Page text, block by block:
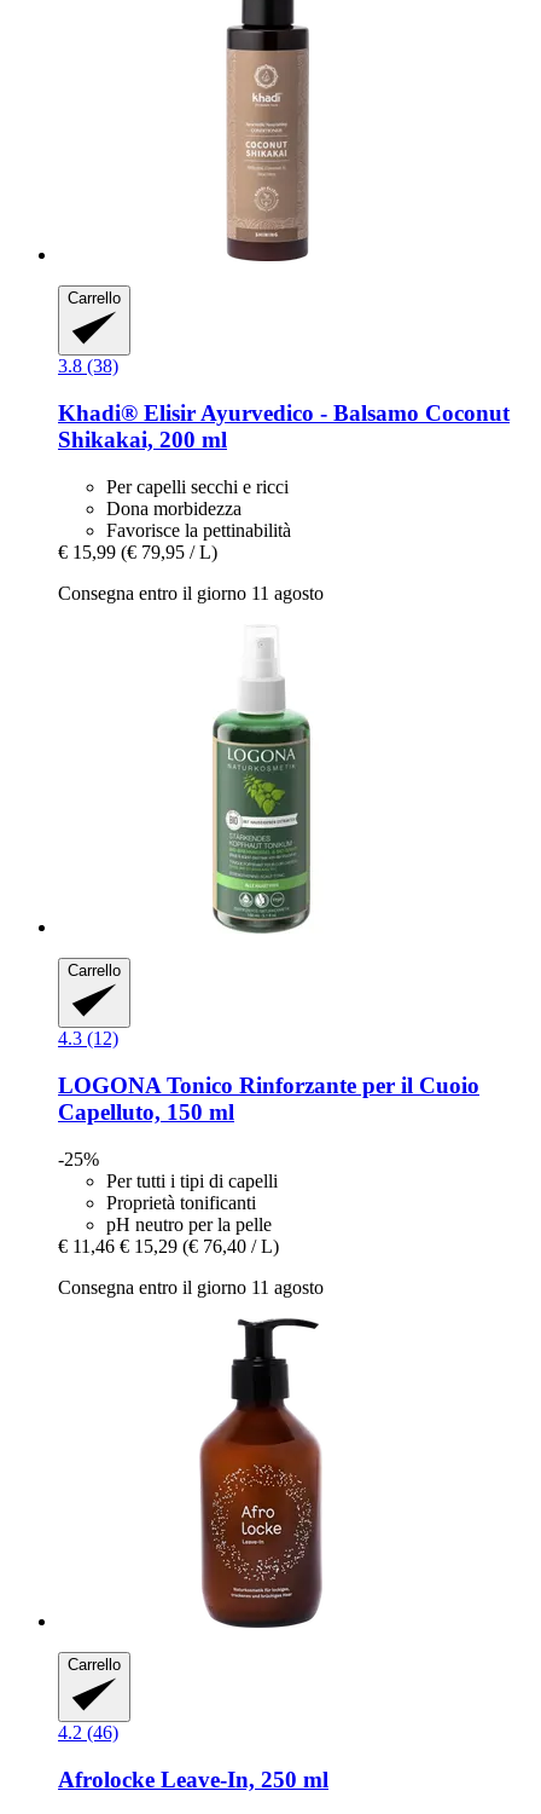
Carrello
3.8 (38)
Khadi® Elisir Ayurvedico -​ Balsamo Coconut
Shikakai, 200 ml
Per capelli secchi e ricci
Dona morbidezza
Favorisce la pettinabilità
€ 15,99 (€ 79,95 / L)
Consegna entro il giorno 11 agosto
Carrello
4.3 (12)
LOGONA Tonico Rinforzante per il Cuoio
Capelluto, 150 ml
-25%
Per tutti i tipi di capelli
Proprietà tonificanti
pH neutro per la pelle
€ 11,46 € 15,29 (€ 76,40 / L)
Consegna entro il giorno 11 agosto
Carrello
4.2 (46)
Afrolocke Leave-​In, 250 ml